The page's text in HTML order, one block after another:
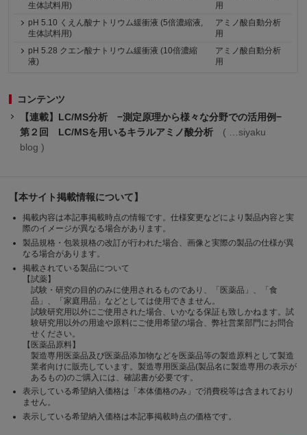
生体試料用)
用
pH 5.10 くえん酸ナトリウム緩衝液 (5倍濃縮液,
生体試料用)
アミノ酸自動分析
用
pH 5.28 クエン酸ナトリウム緩衝液 (10倍濃縮
液)
アミノ酸自動分析
用
コンテンツ
【連載】LC/MS分析 −測定原理から様々な分野での活用例−
第２回 LC/MSを用いるキラルアミノ酸分析
siyaku
blog
【本サイト掲載情報について】
掲載内容は本記事掲載時点の情報です。仕様変更などにより製品内容と実
際のイメージが異なる場合があります。
製品規格・包装規格の改訂が行われた場合、画像と実際の製品の仕様が異
なる場合があります。
掲載されている製品について
【試薬】
試験・研究の目的のみに使用されるものであり、「医薬品」、「食
品」、「家庭用品」などとしては使用できません。
試験研究用以外にご使用された場合、いかなる保証も致しかねます。試
験研究用以外の用途や原料にご使用希望の場合、弊社営業部門にお問合
せください。
【医薬品原料】
製造専用医薬品及び医薬品添加物などを医薬品等の製造原料として製造
業者向けに販売しています。製造専用医薬品(製品名に製造専用の表示が
あるもの)のご購入には、確認書が必要です。
表示している希望納入価格は「本体価格のみ」で消費税等は含まれており
ません。
表示している希望納入価格は本記事掲載時点の価格です。